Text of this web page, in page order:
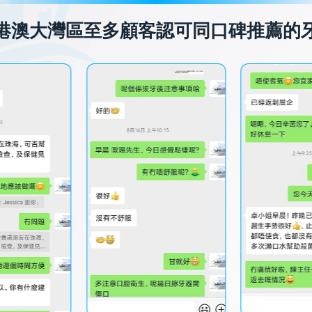
澳大灣區至多顧客認可同口碑推薦的